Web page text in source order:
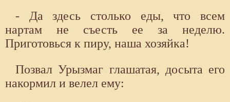
- Да здесь столько еды, что всем
нартам не съесть ее за неделю.
Приготовься к пиру, наша хозяйка!
Позвал Урызмаг глашатая, досыта его
накормил и велел ему: